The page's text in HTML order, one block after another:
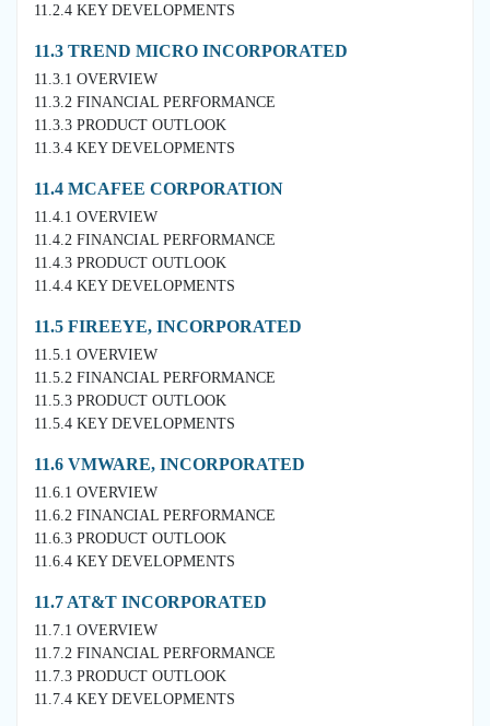
11.2.4 KEY DEVELOPMENTS
11.3 TREND MICRO INCORPORATED
11.3.1 OVERVIEW
11.3.2 FINANCIAL PERFORMANCE
11.3.3 PRODUCT OUTLOOK
11.3.4 KEY DEVELOPMENTS
11.4 MCAFEE CORPORATION
11.4.1 OVERVIEW
11.4.2 FINANCIAL PERFORMANCE
11.4.3 PRODUCT OUTLOOK
11.4.4 KEY DEVELOPMENTS
11.5 FIREEYE, INCORPORATED
11.5.1 OVERVIEW
11.5.2 FINANCIAL PERFORMANCE
11.5.3 PRODUCT OUTLOOK
11.5.4 KEY DEVELOPMENTS
11.6 VMWARE, INCORPORATED
11.6.1 OVERVIEW
11.6.2 FINANCIAL PERFORMANCE
11.6.3 PRODUCT OUTLOOK
11.6.4 KEY DEVELOPMENTS
11.7 AT&T INCORPORATED
11.7.1 OVERVIEW
11.7.2 FINANCIAL PERFORMANCE
11.7.3 PRODUCT OUTLOOK
11.7.4 KEY DEVELOPMENTS